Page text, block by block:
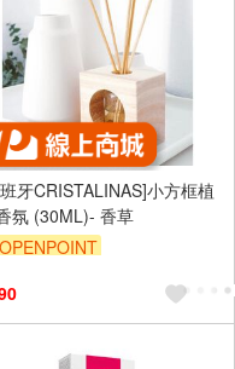
牙CRISTALINAS]小方框植
氛 (30ML)- 香草